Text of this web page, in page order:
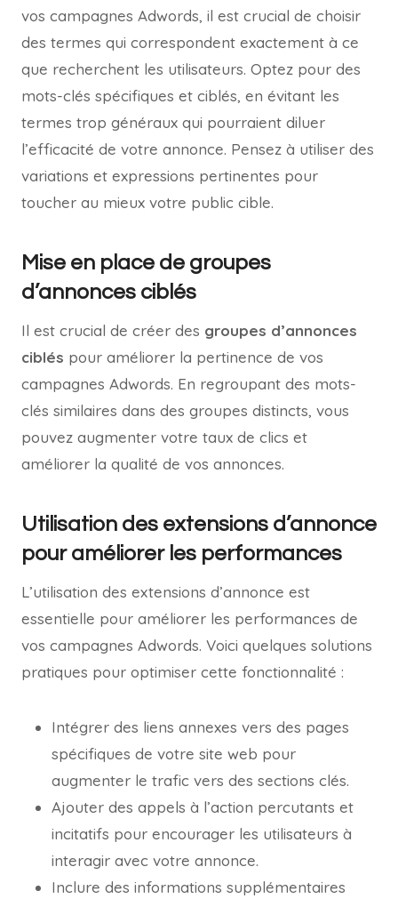
vos campagnes Adwords, il est crucial de choisir
des termes qui correspondent exactement à ce
que recherchent les utilisateurs. Optez pour des
mots-clés spécifiques et ciblés, en évitant les
termes trop généraux qui pourraient diluer
l’efficacité de votre annonce. Pensez à utiliser des
variations et expressions pertinentes pour
toucher au mieux votre public cible.
Mise en place de groupes
d’annonces ciblés
Il est crucial de créer des groupes d’annonces
ciblés pour améliorer la pertinence de vos
campagnes Adwords. En regroupant des mots-
clés similaires dans des groupes distincts, vous
pouvez augmenter votre taux de clics et
améliorer la qualité de vos annonces.
Utilisation des extensions d’annonce
pour améliorer les performances
L’utilisation des extensions d’annonce est
essentielle pour améliorer les performances de
vos campagnes Adwords. Voici quelques solutions
pratiques pour optimiser cette fonctionnalité :
Intégrer des liens annexes vers des pages
spécifiques de votre site web pour
augmenter le trafic vers des sections clés.
Ajouter des appels à l’action percutants et
incitatifs pour encourager les utilisateurs à
interagir avec votre annonce.
Inclure des informations supplémentaires